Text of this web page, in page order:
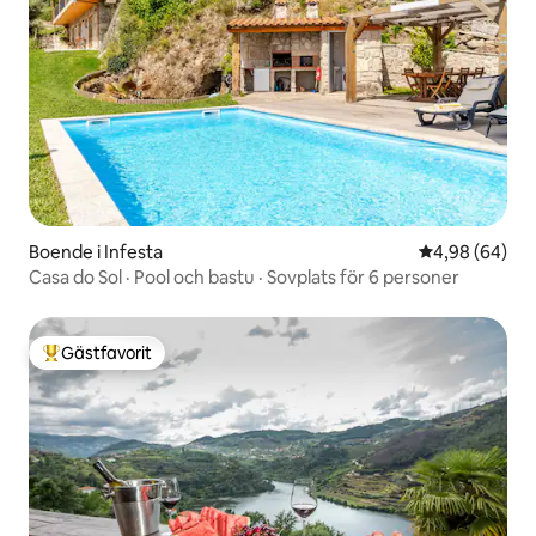
Boende i Infesta 4,98 av 5 i
4,98 (64)
Casa do Sol · Pool och bastu · Sovplats för 6 personer
Populär gästfavorit
Gästfavorit